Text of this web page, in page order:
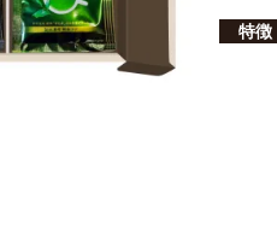
特徴